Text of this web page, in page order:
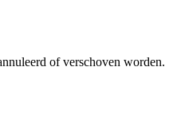
of verschoven worden.